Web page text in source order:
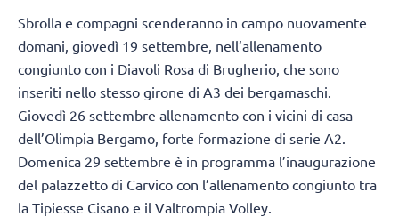
Sbrolla e compagni scenderanno in campo nuovamente
domani, giovedì 19 settembre, nell’allenamento
congiunto con i Diavoli Rosa di Brugherio, che sono
inseriti nello stesso girone di A3 dei bergamaschi.
Giovedì 26 settembre allenamento con i vicini di casa
dell’Olimpia Bergamo, forte formazione di serie A2.
Domenica 29 settembre è in programma l’inaugurazione
del palazzetto di Carvico con l’allenamento congiunto tra
la Tipiesse Cisano e il Valtrompia Volley.